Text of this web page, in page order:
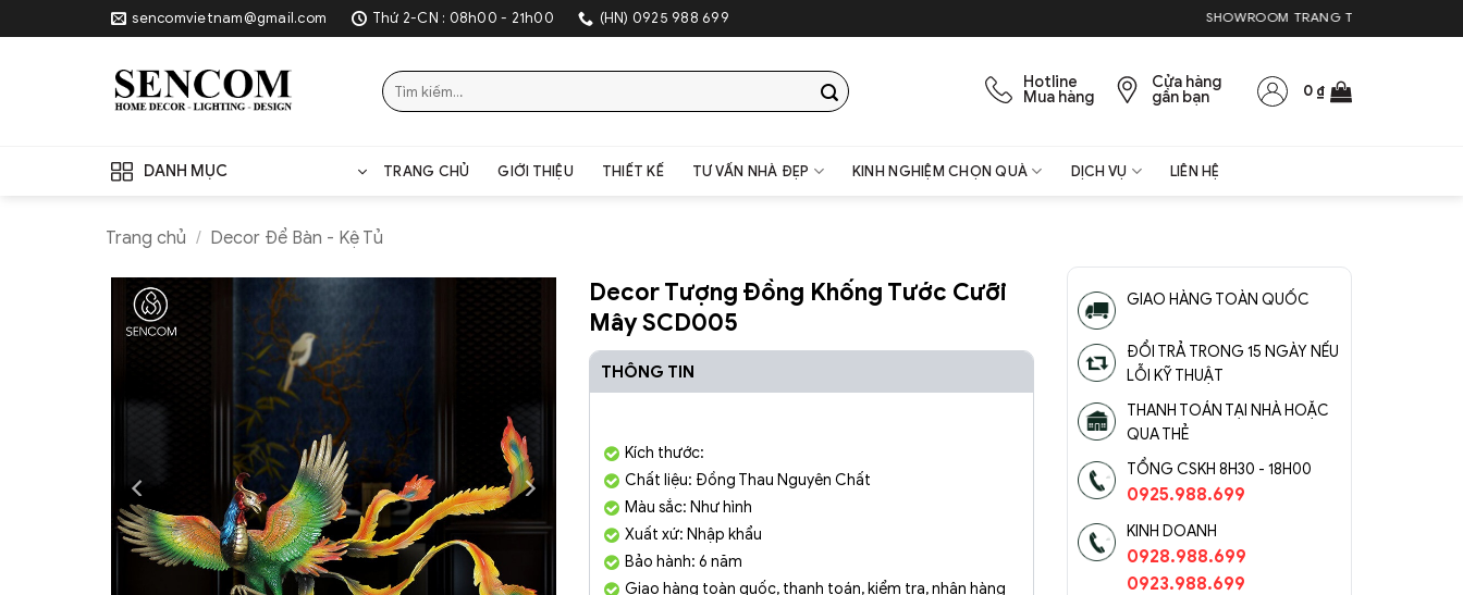
to
sencomvietnam@gmail.com Thứ 2-CN : 08h00 - 21h00 (HN) 0925 988 699 SHOWROOM TRANG TRÍ NỘI THẤT & QUÀ TẶNG
Tìm
kiếm:
Hotline
Mua hàng
Cửa hàng
gần bạn 0 ₫
DANH MỤC TRANG CHỦ GIỚI THIỆU THIẾT KẾ TƯ VẤN NHÀ ĐẸP KINH NGHIỆM CHỌN QUÀ DỊCH VỤ LIÊN HỆ
Trang chủ / Decor Để Bàn - Kệ Tủ
Decor Tượng Đồng Khống Tước Cưỡi
Mây SCD005
THÔNG TIN
Kích thước:
Chất liệu: Đồng Thau Nguyên Chất
Màu sắc: Như hình
Xuất xứ: Nhập khẩu
Bảo hành: 6 năm
Giao hàng toàn quốc, thanh toán, kiểm tra, nhận hàng
GIAO HÀNG TOÀN QUỐC
ĐỔI TRẢ TRONG 15 NGÀY NẾU
LỖI KỸ THUẬT
THANH TOÁN TẠI NHÀ HOẶC
QUA THẺ
TỔNG CSKH 8H30 - 18H00
0925.988.699
KINH DOANH
0928.988.699
0923.988.699